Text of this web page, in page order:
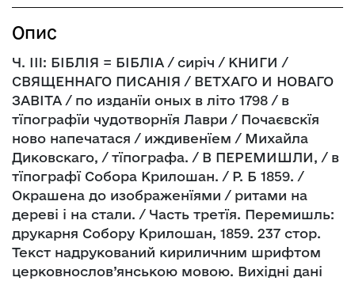
Опис
Ч. ІII: БІБЛІЯ = БІБЛІА / сиріч / КНИГИ /
СВЯЩЕННАГО ПИСАНІЯ / ВЕТХАГО И НОВАГО
ЗАВІТА / по изданїи оных в літо 1798 / в
тїпографїи чудотворнїя Лаври / Почаєвскїя
ново напечатася / иждивенїем / Михайла
Диковскаго, / тїпографа. / В ПЕРЕМИШЛИ, / в
тїпографї Собора Крилошан. / Р. Б 1859. /
Окрашена до изображенїями / ритами на
дереві і на стали. / Часть третїя. Перемишль:
друкарня Собору Крилошан, 1859. 237 стор.
Текст надрукований кириличним шрифтом
церковнослов’янською мовою. Вихідні дані